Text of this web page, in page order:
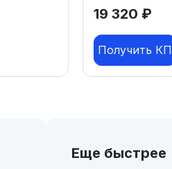
19 320 ₽
Получить КП
Еще быстрее